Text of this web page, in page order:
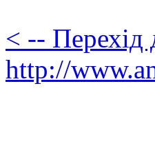
< -- Перехід
http://